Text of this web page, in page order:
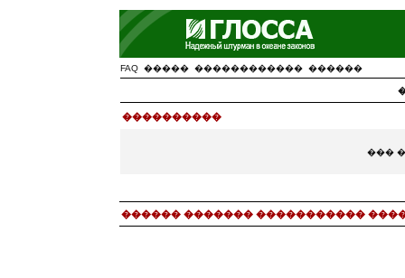
FAQ ����� ������������ ������
����������
���
������ ������� �����������